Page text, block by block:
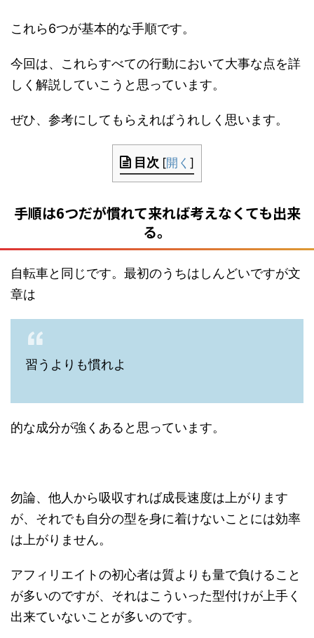
これら6つが基本的な手順です。
今回は、これらすべての行動において大事な点を詳
しく解説していこうと思っています。
ぜひ、参考にしてもらえればうれしく思います。
目次 [開く ]
手順は6つだが慣れて来れば考えなくても出来
る。
自転車と同じです。最初のうちはしんどいですが文
章は
習うよりも慣れよ
的な成分が強くあると思っています。
勿論、他人から吸収すれば成長速度は上がります
が、それでも自分の型を身に着けないことには効率
は上がりません。
アフィリエイトの初心者は質よりも量で負けること
が多いのですが、それはこういった型付けが上手く
出来ていないことが多いのです。